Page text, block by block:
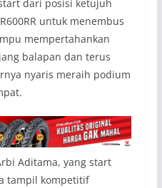
dari posisi ketujuh
untuk menembus
mempertahankan
balapan dan terus
nyaris meraih podium
Aditama, yang start
tampil kompetitif